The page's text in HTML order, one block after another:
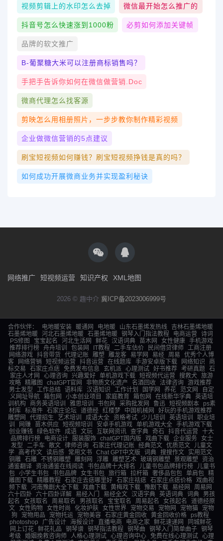
视频剪辑上的水印怎么去掉 微信最开始怎么推广的
抖音号怎么快速涨到1000粉 必剪如何添加关键帧
品牌的软文推广
Β-葡聚糖大米可以注册商标销售吗？
手把手告诉你如何在微信做营销.doc
微商代理怎么找客源
剪映怎么用相册照片，一步步教你制作精彩视频
企业做微信营销的5点建议
刷宝短视频如何赚钱？刷宝短视频挣钱是真的吗？
如何成功开展微商业务并实现盈利秘诀
网络推广 短视频运营 知识产权 XML地图
2026 © 趣中介 冀ICP备2023006999号
合作伙伴： 电地暖安装 暖通网 电地暖 山东石墨烯发热线
吉林石墨烯地暖
石墨烯地暖
河北石墨烯地暖 石墨烯地暖 钢琴入门指法教程 电商运营
诗词
PS修图
宝宝起名 河北生活网 鲜花 汉语词典 苗木网 女性健康 手机游戏
推荐排行榜
舟舟培训 包装网 IT教程 二手车估价 民间借贷律师
工商注册
网络游戏 抖音带货 代理记账 雕塑 雕龙客 易学网 易经 周易
优秀个人博
客
网络营销 短视频运营 抖音运营 在线题库 手游安卓版下载 网络知识
商
标交易
石家庄点痣 免费发布信息 玄机派 心理测试 好书推荐 考研真题 石
家庄人才网
心理咨询 兴趣爱好 单机游戏下载 短视频代运营 搜救犬 旅游
攻略 精雕图 chatGPT官网 非物质文化遗产 名酒回收 法律咨询 游戏推荐
男士发型
工作总结 语料库 汉语知识 工作计划 国学网 养花 范文网
自定
义网址导航 箱包网 小本创业项目 家庭教育 箱包网 在线新华字典 英语培
训机构
商务英语培训 雅思培训 书包网 采购批发网 鲁迅 短视频剧本
ps素
材库
标准件 石家庄论坛 道德经 红楼梦 中国机械网
好玩的手机游戏推荐
雕塑网
代理招生 艺术培训 成语大全 资格考试 少儿培训 英语培训
职业培
训
网赚 苗木供应 短视频培训 安卓手机游戏 单机游戏大全
手机游戏下载
创业赚钱
绿色软件 成语 文玩 互联网资讯 查字典 奇石 抖音代运营 十大
品牌排行榜
电商设计 服装服饰 chatGPT国内版 戏曲下载 企业服务
女士
发型
二手车 散文 律师咨询 石家庄代理记账 经典范文 优质范文
儿童文
学 高考作文 读后感 常用文书 Chat GPT中文版 词典 搜搜作文
实用范文
铜雕 石雕 不锈钢雕塑 雕刻网 浮雕 雕塑艺术 玻璃钢雕塑 景观雕塑
资治
通鉴翻译
资治通鉴在线阅读 书包品牌十大排名 儿童书包品牌排行榜
儿童书
包 小学生书包 书包品牌 女生书包 旅行箱 拉杆箱 奢侈品包包 单肩包 精
雕图下载 精雕教程 石家庄去痣哪里好 石家庄祛痣 石家庄点痣价格 戏曲视
频下载
河南豫剧大全下载 戏曲下载 黄梅戏下载 豫剧下载 易经网
周易网
六十四卦
六十四卦详解 易经入门 易经全文 汉语字典 英语词典 词典
男孩
起名
女孩取名 周易取名 男孩取名 宝宝取名 周易起名 女孩起名
道德经原
文 女性购物 女性时尚 化妆护肤 女性世界 宠物交易 宠物网 宠物猫
宠物
狗
宠物用品 宠物托运 宠物美容 石家庄黄金回收 黄金回收价格
ps教程
photoshop
广告设计 海报设计 直播电商 电商之家 鲜花速递网
同城鲜花
网上订花 鲜花礼品 钢琴谱 钢琴指法教程 钢琴曲 钢琴入门简单曲子 钢琴
考级
婚姻挽救咨询师 人格心理测试 心理咨询中心 免费在线心理测试 心理